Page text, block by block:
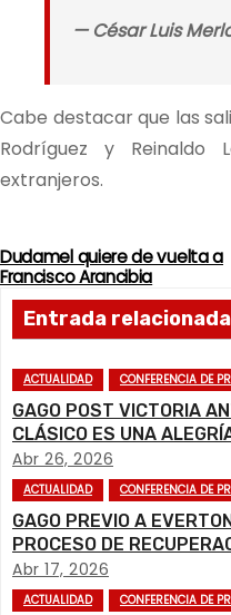
— César Luis
Cabe destacar que las
Rodríguez y Reinaldo
extranjeros.
N
v
e
g
a
c
Dudamel quiere de vuelta a
Francisco Arancibia
Entrada relacionada
ACTUALIDAD CONFERENCIA DE
GAGO POST VICTORIA
CLÁSICO ES UNA
Abr 26, 2026
ACTUALIDAD CONFERENCIA DE
GAGO PREVIO A
PROCESO DE
Abr 17, 2026
ACTUALIDAD CONFERENCIA DE